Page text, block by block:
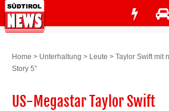
Home > Unterhaltung > Leute > Taylor Swift mit
Story 5”
US-Megastar Taylor Swift